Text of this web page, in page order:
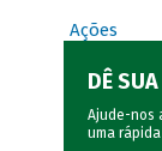
Ações
DÊ
Ajude-nos
uma rápida